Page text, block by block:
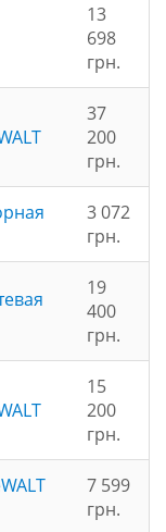
13
698
грн.
37
200
грн.
3 072
грн.
19
400
грн.
15
200
грн.
7 599
грн.